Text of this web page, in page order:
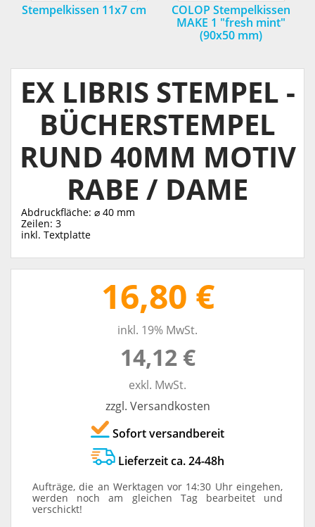
Stempelkissen 11x7 cm
COLOP Stempelkissen
MAKE 1 "fresh mint"
(90x50 mm)
EX LIBRIS STEMPEL -
BÜCHERSTEMPEL
RUND 40MM MOTIV
RABE / DAME
Abdruckfläche: ⌀ 40 mm
Zeilen: 3
inkl. Textplatte
16,80 €
inkl. 19% MwSt.
14,12 €
exkl. MwSt.
zzgl. Versandkosten
Sofort versandbereit
Lieferzeit ca. 24-48h
Aufträge, die an Werktagen vor 14:30 Uhr eingehen,
werden noch am gleichen Tag bearbeitet und
verschickt!